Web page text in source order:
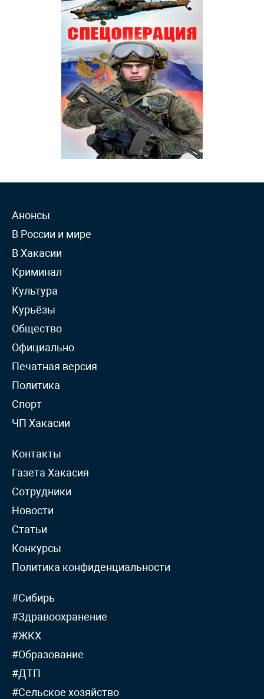
Анонсы
В России и мире
В Хакасии
Криминал
Культура
Курьёзы
Общество
Официально
Печатная версия
Политика
Спорт
ЧП Хакасии
Контакты
Газета Хакасия
Сотрудники
Новости
Статьи
Конкурсы
Политика конфиденциальности
#Сибирь
#Здравоохранение
#ЖКХ
#Образование
#ДТП
#Сельское хозяйство